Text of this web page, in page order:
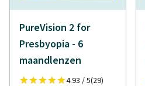
PureVision 2 for
Presbyopia - 6
maandlenzen
4.93 / 5(29)